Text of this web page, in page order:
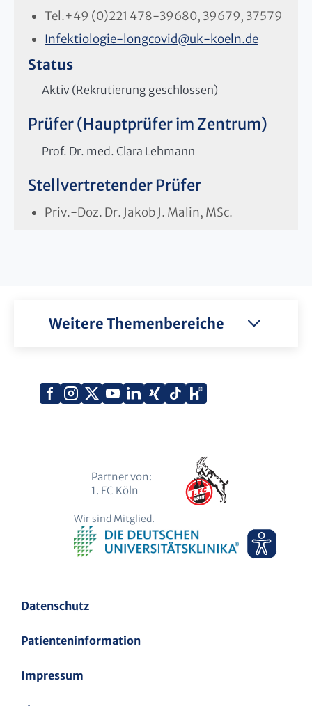
Tel.+49 (0)221 478-39680, 39679, 37579
Infektiologie-longcovid@uk-koeln.de
Status
Aktiv (Rekrutierung geschlossen)
Prüfer (Hauptprüfer im Zentrum)
Prof. Dr. med. Clara Lehmann
Stellvertretender Prüfer
Priv.-Doz. Dr. Jakob J. Malin, MSc.
Weitere Themenbereiche
Facebook
Instagram
X
YouTube
LinkedIn
Xing TiktokKununu
Datenschutz
Patienteninformation
Impressum
Partner von:
1. FC Köln
Wir sind Mitglied.